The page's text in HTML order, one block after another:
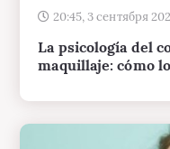
La psicología del
maquillaje: cómo